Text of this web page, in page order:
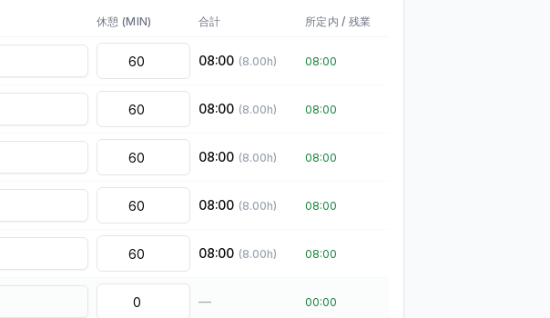
休憩 (MIN) 合計 所定内 / 残業
08:00 (8.00h) 08:00
08:00 (8.00h) 08:00
08:00 (8.00h) 08:00
08:00 (8.00h) 08:00
08:00 (8.00h) 08:00
— 00:00